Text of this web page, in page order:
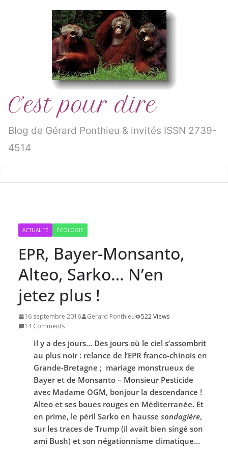
C’est pour dire
Blog de Gérard Ponthieu & invités ISSN 2739-
4514
ACTUALITÉ ÉCOLOGIE
EPR, Bayer-Monsanto,
Alteo, Sarko… N’en
jetez plus !
16 septembre 2016 Gerard Ponthieu
522 Views
14 Comments
Il y a des jours… Des jours où le ciel s’assombrit
au plus noir : relance de l’EPR franco-chinois en
Grande-Bretagne ; mariage monstrueux de
Bayer et de Monsanto – Monsieur Pesticide
avec Madame OGM, bonjour la descendance !
Alteo et ses boues rouges en Méditerranée. Et
en prime, le péril Sarko en hausse sondagière,
sur les traces de Trump (il avait bien singé son
ami Bush) et son négationnisme climatique…